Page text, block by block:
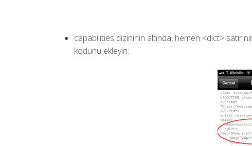
capabilities dizininin altında, hemen <dict>
kodunu ekleyin: